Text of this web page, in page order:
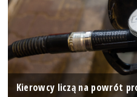
Kierowcy liczą na powrót